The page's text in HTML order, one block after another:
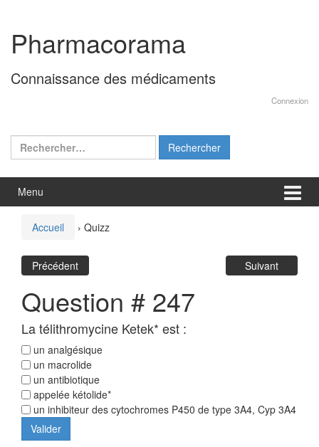
contenu
menu
principal
Pharmacorama
Connaissance des médicaments
Connexion
Rechercher :
Menu
Accueil › Quizz
Précédent Suivant
Question # 247
La télithromycine Ketek* est :
un analgésique
un macrolide
un antibiotique
appelée kétolide*
un inhibiteur des cytochromes P450 de type 3A4, Cyp 3A4